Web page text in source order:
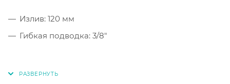
Излив: 120 мм
Гибкая подводка: 3/8"